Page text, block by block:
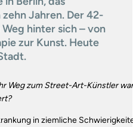
Jahren. Der 42-
hinter sich – von
zur Kunst. Heute
Weg zum Street-Art-Künstler
in ziemliche